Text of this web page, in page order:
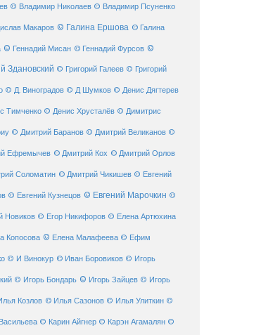
© Владимир Николаев © Владимир Псуненко
Макаров © Галина Ершова © Галина
© Геннадий Мисан © Геннадий Фурсов ©
Здановский © Григорий Галеев © Григорий
© Д. Виноградов © Д Шумков © Денис Дягтерев
Тимченко © Денис Хрусталёв © Димитрис
© Дмитрий Баранов © Дмитрий Великанов ©
Ефремычев © Дмитрий Кох © Дмитрий Орлов
Соломатин © Дмитрий Чикишев © Евгений
© Евгений Кузнецов © Евгений Марочкин ©
Новиков © Егор Никифоров © Елена Артюхина
Копосова © Елена Малафеева © Ефим
© И Винокур © Иван Боровиков © Игорь
© Игорь Бондарь © Игорь Зайцев © Игорь
Козлов © Илья Сазонов © Илья Улиткин ©
© Карин Айгнер © Карэн Агамалян ©